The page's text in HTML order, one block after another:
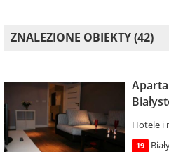
ZNALEZIONE OBIEKTY (42)
Hotele i
19